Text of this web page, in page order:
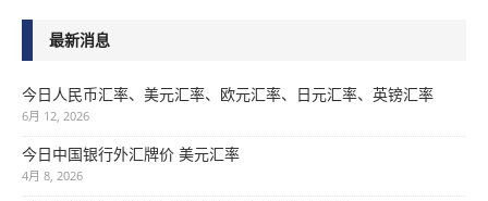
最新消息
今日人民币汇率、美元汇率、欧元汇率、日元汇率、英镑汇率
6月 12, 2026
今日中国银行外汇牌价 美元汇率
4月 8, 2026